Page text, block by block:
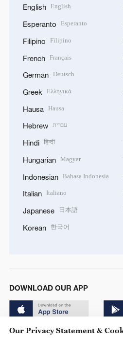
English English
Esperanto Esperanto
Filipino Filipino
French Français
German Deutsch
Greek Ελληνικά
Hausa Hausa
Hebrew עברית
Hindi हिन्दी
Hungarian Magyar
Indonesian Bahasa Indonesia
Italian Italiano
Japanese 日本語
Korean 한국어
DOWNLOAD OUR APP
Our Privacy Statement &